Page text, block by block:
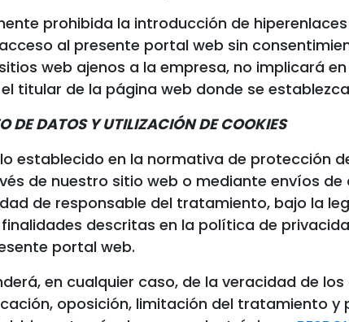
prohibida la introducción de
al presente portal web sin
web ajenos a la empresa, no implicará
titular de la página web donde se
DE DATOS Y UTILIZACIÓN DE COOKIES
establecido en la normativa de protección
de nuestro sitio web o mediante envíos de
de responsable del tratamiento, bajo la
descritas en la política de
portal web.
en cualquier caso, de la veracidad de
oposición, limitación del tratamiento